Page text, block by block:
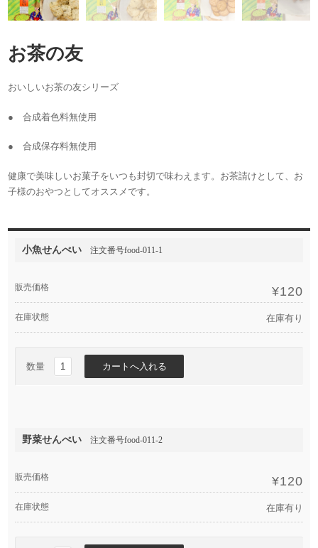
お茶の友
おいしいお茶の友シリーズ
● 合成着色料無使用
● 合成保存料無使用
健康で美味しいお菓子をいつも封切で味わえます。お茶請けとして、お
子様のおやつとしてオススメです。
小魚せんべい 注文番号food-011-1
販売価格 ¥120
在庫状態 在庫有り
数量
野菜せんべい 注文番号food-011-2
販売価格 ¥120
在庫状態 在庫有り